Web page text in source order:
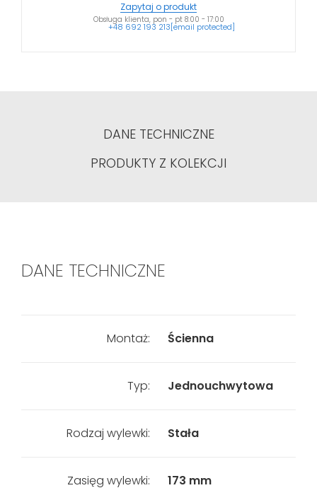
Zapytaj o produkt
Obsługa klienta, pon - pt 8:00 - 17:00
+48 692 193 213[email protected]
DANE TECHNICZNE
PRODUKTY Z KOLEKCJI
DANE TECHNICZNE
Montaż: Ścienna
Typ: Jednouchwytowa
Rodzaj wylewki: Stała
Zasięg wylewki: 173 mm